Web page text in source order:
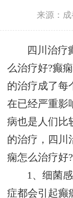
来源：
四川治疗
么治疗好?癫
的治疗成了每
在已经严重影
病也是人们比
的治疗，四川
痫怎么治疗好?
1、细菌
症都会引起癫